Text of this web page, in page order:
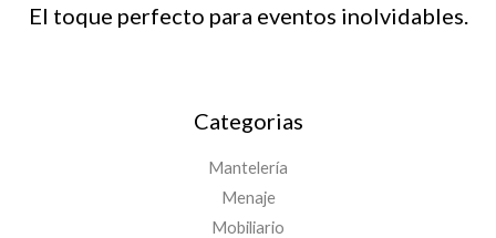
El toque perfecto para eventos inolvidables.
Categorias
Mantelería
Menaje
Mobiliario